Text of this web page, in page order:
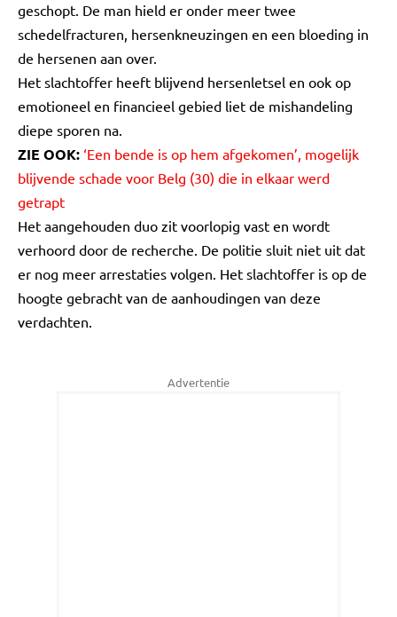
geschopt. De man hield er onder meer twee
schedelfracturen, hersenkneuzingen en een bloeding in
de hersenen aan over.
Het slachtoffer heeft blijvend hersenletsel en ook op
emotioneel en financieel gebied liet de mishandeling
diepe sporen na.
ZIE OOK: ‘Een bende is op hem afgekomen’, mogelijk
blijvende schade voor Belg (30) die in elkaar werd
getrapt
Het aangehouden duo zit voorlopig vast en wordt
verhoord door de recherche. De politie sluit niet uit dat
er nog meer arrestaties volgen. Het slachtoffer is op de
hoogte gebracht van de aanhoudingen van deze
verdachten.
Advertentie